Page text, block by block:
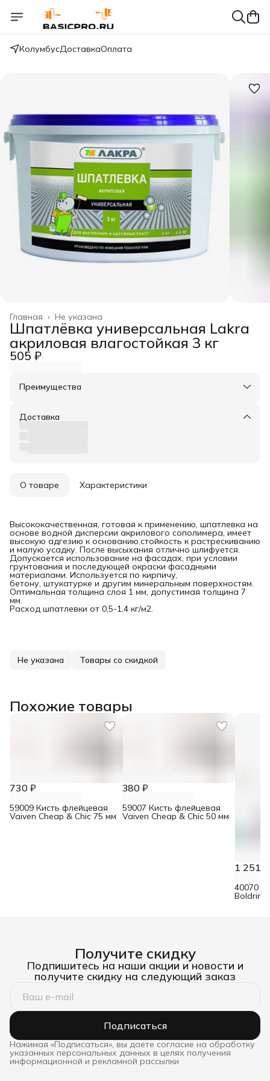
КолумбусДоставкаОплата
Не указана
Главная ›
Шпатлёвка универсальная Lakra
акриловая влагостойкая 3 кг
505 ₽
Преимущества
Оплата частями в Сплит
Удобный возврат
Доставка
О товаре Характеристики
Высококачественная, готовая к применению, шпатлевка на
основе водной дисперсии акрилового сополимера, имеет
высокую адгезию к основанию,стойкость к растрескиванию
и малую усадку. После высыхания отлично шлифуется.
Допускается использование на фасадах, при условии
грунтования и последующей окраски фасадными
материалами. Используется по кирпичу,
бетону, штукатурке и другим минеральным поверхностям.
Оптимальная толщина слоя 1 мм, допустимая толщина 7
мм.
Расход шпатлевки от 0,5-1,4 кг/м2.
Не указана Товары со скидкой
Похожие товары
730 ₽
59009 Кисть флейцевая
Vaiven Cheap & Chic 75 мм
380 ₽
59007 Кисть флейцевая
Vaiven Cheap & Chic 50 мм
1 251 ₽
40070
Boldrini
Получите скидку
Подпишитесь на наши акции и новости и
получите скидку на следующий заказ
Подписаться
Нажимая «Подписаться», вы даете согласие на обработку
указанных персональных данных в целях получения
информационной и рекламной рассылки